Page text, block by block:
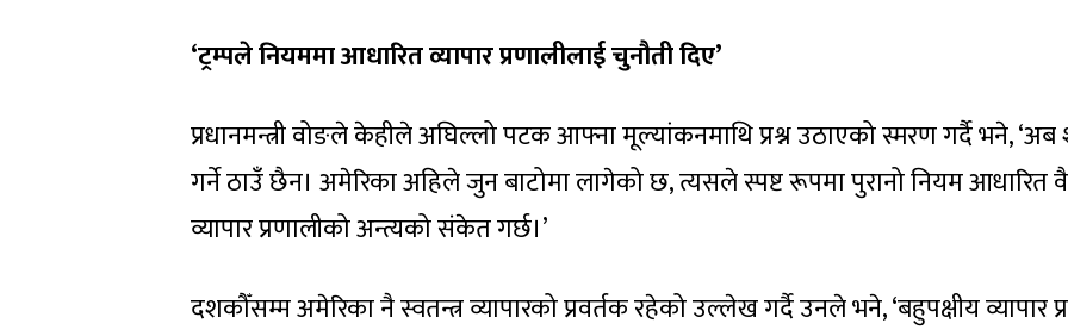
‘ट्रम्पले नियममा आधारित व्यापार प्रणालीलाई चुनौती दिए’
प्रधानमन्त्री वोङले केहीले अघिल्लो पटक आफ्ना मूल्यांकनमाथि प्रश्न उठाएको स्मरण गर्दै भने,
गर्ने ठाउँ छैन। अमेरिका अहिले जुन बाटोमा लागेको छ, त्यसले स्पष्ट रूपमा पुरानो नियम आधारित
व्यापार प्रणालीको अन्त्यको संकेत गर्छ।’
दशकौँसम्म अमेरिका नै स्वतन्त्र व्यापारको प्रवर्तक रहेको उल्लेख गर्दै उनले भने, ‘बहुपक्षीय व्यापार